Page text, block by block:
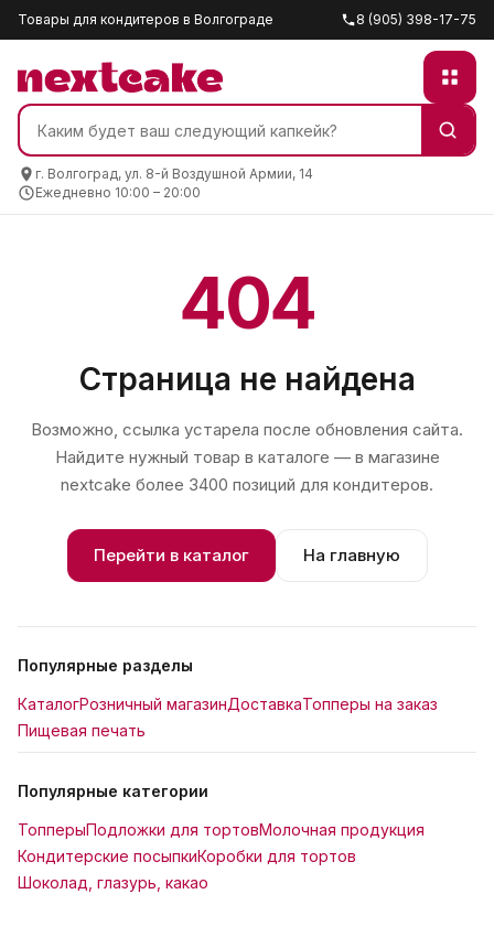
Товары для кондитеров в Волгограде 8 (905) 398-17-75
г. Волгоград, ул. 8-й Воздушной Армии, 14
Ежедневно 10:00 – 20:00
404
Страница не найдена
Возможно, ссылка устарела после обновления сайта.
Найдите нужный товар в каталоге — в магазине
nextcake более 3400 позиций для кондитеров.
Перейти в каталог На главную
Популярные разделы
КаталогРозничный магазинДоставкаТопперы на заказ
Пищевая печать
Популярные категории
ТопперыПодложки для тортовМолочная продукция
Кондитерские посыпкиКоробки для тортов
Шоколад, глазурь, какао